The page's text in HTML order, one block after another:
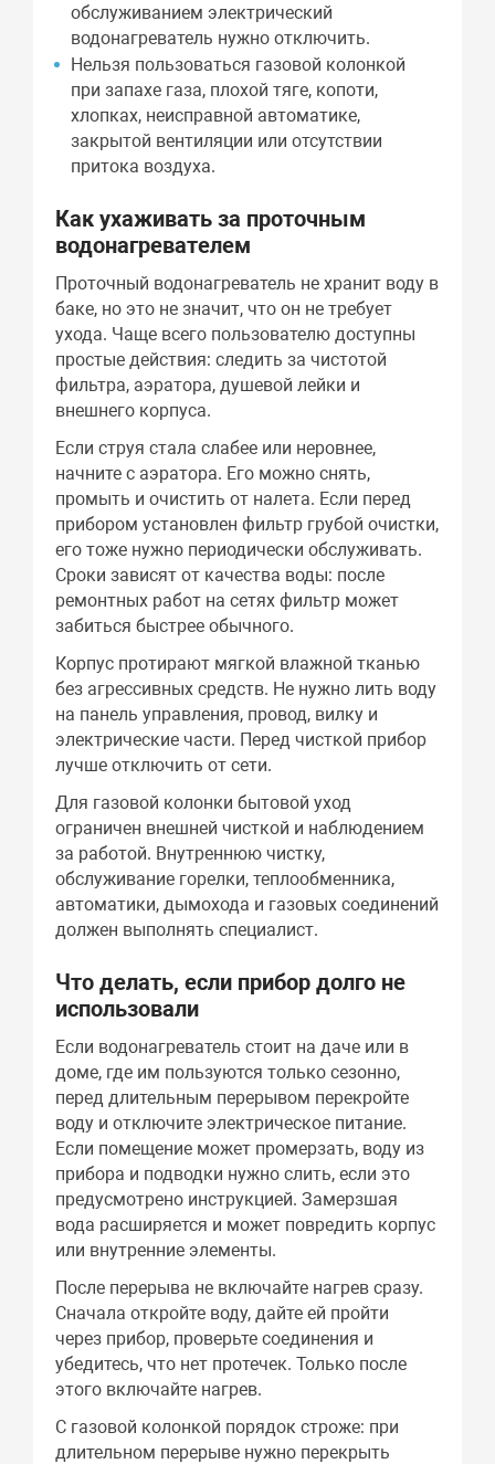
обслуживанием электрический
водонагреватель нужно отключить.
Нельзя пользоваться газовой колонкой
при запахе газа, плохой тяге, копоти,
хлопках, неисправной автоматике,
закрытой вентиляции или отсутствии
притока воздуха.
Как ухаживать за проточным
водонагревателем
Проточный водонагреватель не хранит воду в
баке, но это не значит, что он не требует
ухода. Чаще всего пользователю доступны
простые действия: следить за чистотой
фильтра, аэратора, душевой лейки и
внешнего корпуса.
Если струя стала слабее или неровнее,
начните с аэратора. Его можно снять,
промыть и очистить от налета. Если перед
прибором установлен фильтр грубой очистки,
его тоже нужно периодически обслуживать.
Сроки зависят от качества воды: после
ремонтных работ на сетях фильтр может
забиться быстрее обычного.
Корпус протирают мягкой влажной тканью
без агрессивных средств. Не нужно лить воду
на панель управления, провод, вилку и
электрические части. Перед чисткой прибор
лучше отключить от сети.
Для газовой колонки бытовой уход
ограничен внешней чисткой и наблюдением
за работой. Внутреннюю чистку,
обслуживание горелки, теплообменника,
автоматики, дымохода и газовых соединений
должен выполнять специалист.
Что делать, если прибор долго не
использовали
Если водонагреватель стоит на даче или в
доме, где им пользуются только сезонно,
перед длительным перерывом перекройте
воду и отключите электрическое питание.
Если помещение может промерзать, воду из
прибора и подводки нужно слить, если это
предусмотрено инструкцией. Замерзшая
вода расширяется и может повредить корпус
или внутренние элементы.
После перерыва не включайте нагрев сразу.
Сначала откройте воду, дайте ей пройти
через прибор, проверьте соединения и
убедитесь, что нет протечек. Только после
этого включайте нагрев.
С газовой колонкой порядок строже: при
длительном перерыве нужно перекрыть